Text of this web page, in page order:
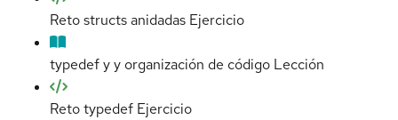
Reto structs anidadas Ejercicio
typedef y y organización de código Lección
Reto typedef Ejercicio